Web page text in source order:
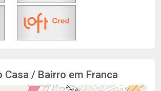
Casa / Bairro em Franca